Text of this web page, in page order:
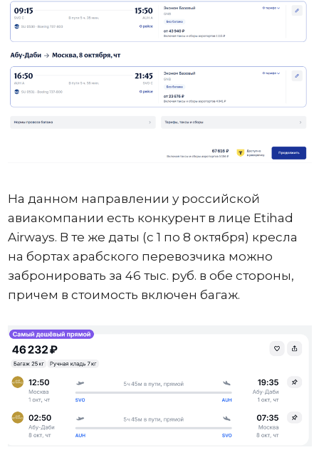
На данном направлении у российской
авиакомпании есть конкурент в лице Etihad
Airways. В те же даты (с 1 по 8 октября) кресла
на бортах арабского перевозчика можно
забронировать за 46 тыс. руб. в обе стороны,
причем в стоимость включен багаж.